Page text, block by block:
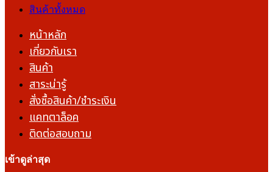
สินค้าทั้งหมด
หน้าหลัก
เกี่ยวกับเรา
สินค้า
สาระน่ารู้
สั่งซื้อสินค้า/ชำระเงิน
แคทตาล็อค
ติดต่อสอบถาม
เข้าดูล่าสุด